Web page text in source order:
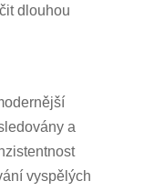
dlouhou
a
vyspělých